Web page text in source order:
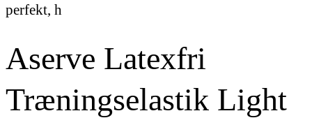
perfekt, h
Aserve Latexfri
Træningselastik Light